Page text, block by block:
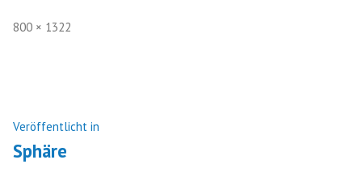
Volle
800 × 1322
Beitragsnavigation
Veröffentlicht in
Sphäre